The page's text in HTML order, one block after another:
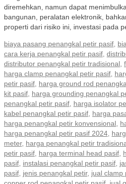
diremehkan, namun dapat
bangunan, peralatan elektronik,
properti dari risiko ini, investasi pada
biaya pasang penangkal petir pasif,
cara kerja penangkal petir pasif,
distributor penangkal petir tradisional,
harga clamp penangkal petir pasif,
petir pasif, harga ground rod
kit pasif, harga grounding penangkal
penangkal petir pasif, harga isolator
kabel penangkal petir pasif, harga
harga penangkal petir konvensional,
harga penangkal petir pasif 2024,
meter, harga penangkal petir
petir pasif, harga terminal head pasif,
pasif, instalasi penangkal petir pasif,
pasif, jenis penangkal petir, jual clamp